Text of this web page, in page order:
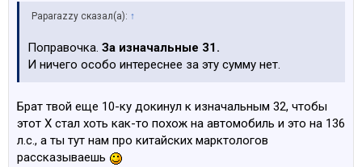
Paparazzy сказал(а): ↑
Поправочка. За изначальные 31.
И ничего особо интереснее за эту сумму нет.
Брат твой еще 10-ку докинул к изначальным 32, чтобы
этот Х стал хоть как-то похож на автомобиль и это на 136
л.с., а ты тут нам про китайских марктологов
рассказываешь